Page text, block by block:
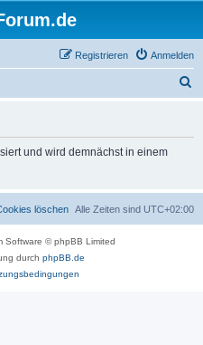
Anmelden
Registrieren
und wird demnächst in einem
Alle Zeiten sind UTC+02:00
löschen
Software © phpBB Limited
durch phpBB.de